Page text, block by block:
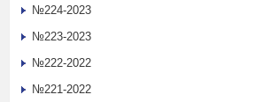
№224-2023
№223-2023
№222-2022
№221-2022